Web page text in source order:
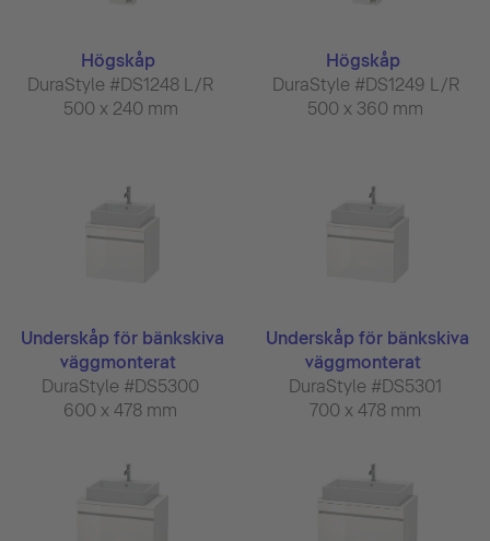
Högskåp
DuraStyle #DS1248 L/R
500 x 240 mm
Högskåp
DuraStyle #DS1249 L/R
500 x 360 mm
Underskåp för bänkskiva
väggmonterat
DuraStyle #DS5300
600 x 478 mm
Underskåp för bänkskiva
väggmonterat
DuraStyle #DS5301
700 x 478 mm